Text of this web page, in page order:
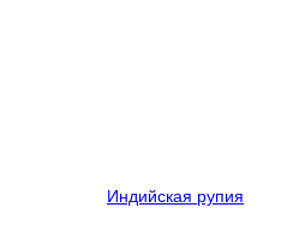
Индийская рупия